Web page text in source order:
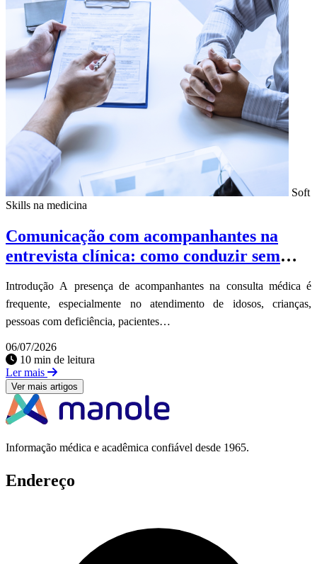
Soft
Skills na medicina
Comunicação com acompanhantes na
entrevista clínica: como conduzir sem
Introdução A presença de acompanhantes na consulta médica é
frequente, especialmente no atendimento de idosos, crianças,
pessoas com deficiência, pacientes…
06/07/2026
10 min de leitura
Ler mais
Ver mais artigos
Informação médica e acadêmica confiável desde 1965.
Endereço